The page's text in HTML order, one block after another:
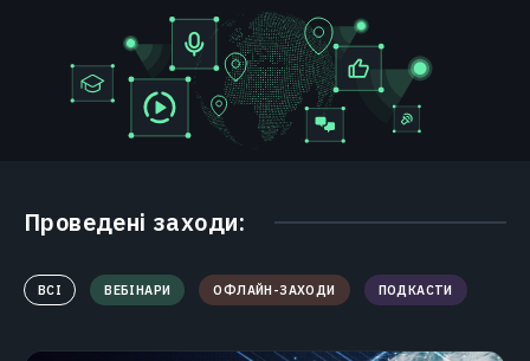
Проведені заходи:
ВСІ ВЕБІНАРИ ОФЛАЙН-ЗАХОДИ ПОДКАСТИ